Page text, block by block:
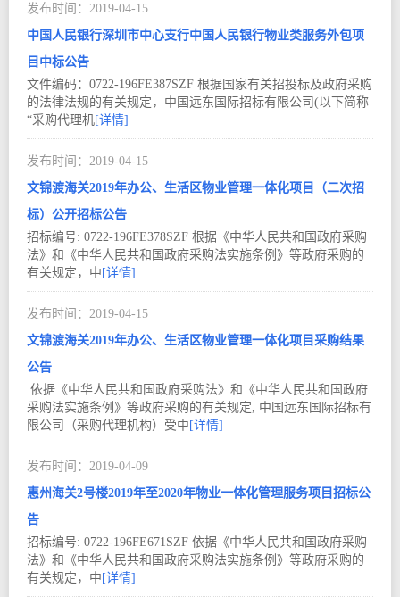
15
2019-04
中国人民银行深圳市中心支行中国人民银行物业类服务外包项
目中标公告
文件编码：0722-196FE387SZF 根据国家有关招投标及政府采购
的法律法规的有关规定，中国远东国际招标有限公司(以下简称
“采购代理机[详情]
15
2019-04
文锦渡海关2019年办公、生活区物业管理一体化项目（二次招
标）公开招标公告
招标编号: 0722-196FE378SZF 根据《中华人民共和国政府采购
法》和《中华人民共和国政府采购法实施条例》等政府采购的
有关规定，中 [详情]
15
2019-04
文锦渡海关2019年办公、生活区物业管理一体化项目采购结果
公告
依据《中华人民共和国政府采购法》和《中华人民共和国政府
采购法实施条例》等政府采购的有关规定, 中国远东国际招标有
限公司（采购代理机构）受中 [详情]
09
2019-04
惠州海关2号楼2019年至2020年物业一体化管理服务项目招标公
告
招标编号: 0722-196FE671SZF 依据《中华人民共和国政府采购
法》和《中华人民共和国政府采购法实施条例》等政府采购的
有关规定，中 [详情]